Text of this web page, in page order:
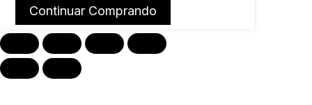
Continuar Comprando